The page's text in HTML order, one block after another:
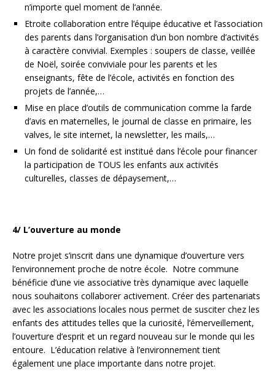
n’importe quel moment de l’année.
Etroite collaboration entre l’équipe éducative et l’association
des parents dans l’organisation d’un bon nombre d’activités
à caractère convivial. Exemples : soupers de classe, veillée
de Noël, soirée conviviale pour les parents et les
enseignants, fête de l’école, activités en fonction des
projets de l’année,…
Mise en place d’outils de communication comme la farde
d’avis en maternelles, le journal de classe en primaire, les
valves, le site internet, la newsletter, les mails,…
Un fond de solidarité est institué dans l’école pour financer
la participation de TOUS les enfants aux activités
culturelles, classes de dépaysement,…
4/ L’ouverture au monde
Notre projet s’inscrit dans une dynamique d’ouverture vers
l’environnement proche de notre école. Notre commune
bénéficie d’une vie associative très dynamique avec laquelle
nous souhaitons collaborer activement. Créer des partenariats
avec les associations locales nous permet de susciter chez les
enfants des attitudes telles que la curiosité, l’émerveillement,
l’ouverture d’esprit et un regard nouveau sur le monde qui les
entoure. L’éducation relative à l’environnement tient
également une place importante dans notre projet.